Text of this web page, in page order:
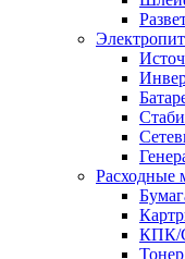
Расходные
Тонер